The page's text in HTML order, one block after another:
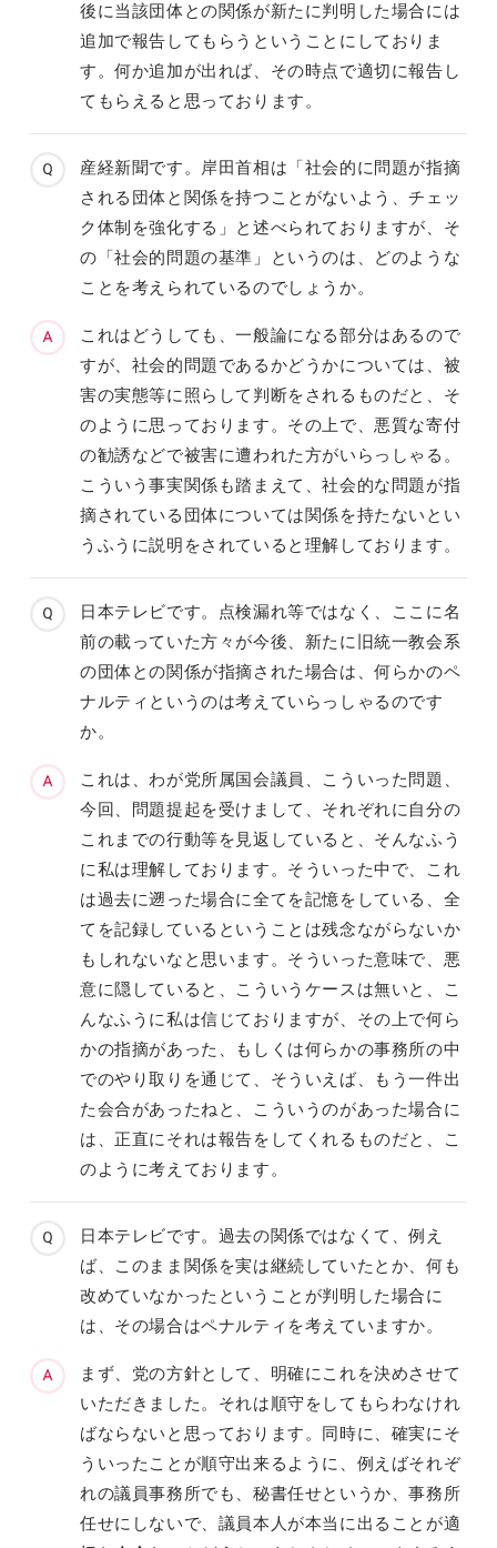
後に当該団体との関係が新たに判明した場合には
追加で報告してもらうということにしておりま
す。何か追加が出れば、その時点で適切に報告し
てもらえると思っております。
産経新聞です。岸田首相は「社会的に問題が指摘
される団体と関係を持つことがないよう、チェッ
ク体制を強化する」と述べられておりますが、そ
の「社会的問題の基準」というのは、どのような
ことを考えられているのでしょうか。
これはどうしても、一般論になる部分はあるので
すが、社会的問題であるかどうかについては、被
害の実態等に照らして判断をされるものだと、そ
のように思っております。その上で、悪質な寄付
の勧誘などで被害に遭われた方がいらっしゃる。
こういう事実関係も踏まえて、社会的な問題が指
摘されている団体については関係を持たないとい
うふうに説明をされていると理解しております。
日本テレビです。点検漏れ等ではなく、ここに名
前の載っていた方々が今後、新たに旧統一教会系
の団体との関係が指摘された場合は、何らかのペ
ナルティというのは考えていらっしゃるのです
か。
これは、わが党所属国会議員、こういった問題、
今回、問題提起を受けまして、それぞれに自分の
これまでの行動等を見返していると、そんなふう
に私は理解しております。そういった中で、これ
は過去に遡った場合に全てを記憶をしている、全
てを記録しているということは残念ながらないか
もしれないなと思います。そういった意味で、悪
意に隠していると、こういうケースは無いと、こ
んなふうに私は信じておりますが、その上で何ら
かの指摘があった、もしくは何らかの事務所の中
でのやり取りを通じて、そういえば、もう一件出
た会合があったねと、こういうのがあった場合に
は、正直にそれは報告をしてくれるものだと、こ
のように考えております。
日本テレビです。過去の関係ではなくて、例え
ば、このまま関係を実は継続していたとか、何も
改めていなかったということが判明した場合に
は、その場合はペナルティを考えていますか。
まず、党の方針として、明確にこれを決めさせて
いただきました。それは順守をしてもらわなけれ
ばならないと思っております。同時に、確実にそ
ういったことが順守出来るように、例えばそれぞ
れの議員事務所でも、秘書任せというか、事務所
任せにしないで、議員本人が本当に出ることが適